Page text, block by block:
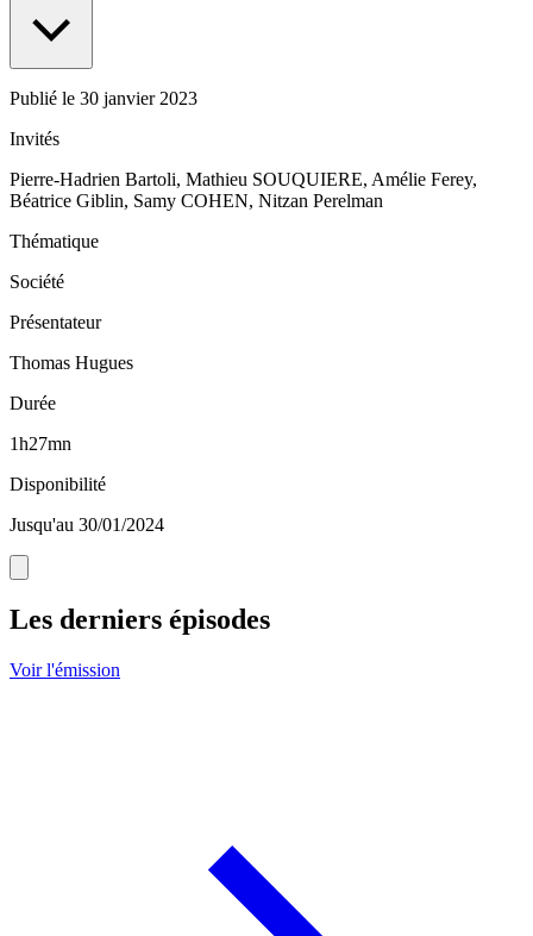
Publié le 30 janvier 2023
Invités
Pierre-Hadrien Bartoli, Mathieu SOUQUIERE, Amélie Ferey,
Béatrice Giblin, Samy COHEN, Nitzan Perelman
Thématique
Société
Présentateur
Thomas Hugues
Durée
1h27mn
Disponibilité
Jusqu'au 30/01/2024
Les derniers épisodes
Voir l'émission